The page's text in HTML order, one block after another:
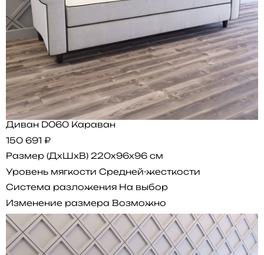
Диван D060 Караван
150 691 ₽
Размер (ДхШхВ) 220x96x96 см
Уровень мягкости Средней-жесткости
Система разложения На выбор
Изменение размера Возможно